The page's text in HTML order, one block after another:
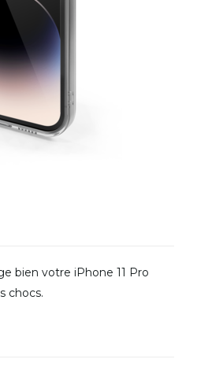
bien votre iPhone 11 Pro
chocs.